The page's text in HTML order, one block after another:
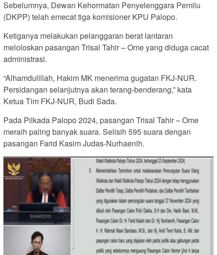
Sebelumnya, Dewan Kehormatan Penyelenggara Pemilu
(DKPP) telah emecat tiga komisioner KPU Palopo.
Ketiganya melakukan pelanggaran berat lantaran
meloloskan pasangan Trisal Tahir – Ome yang diduga cacat
administrasi.
“Alhamdulillah, Hakim MK menerima gugatan FKJ-NUR.
Persidangan selanjutnya akan terang-benderang,” kata
Ketua Tim FKJ-NUR, Budi Sada.
Pada Pilkada Palopo 2024, pasangan Trisal Tahir – Ome
meraih paling banyak suara. Selisih 595 suara dengan
pasangan Farid Kasim Judas-Nurhaenih.